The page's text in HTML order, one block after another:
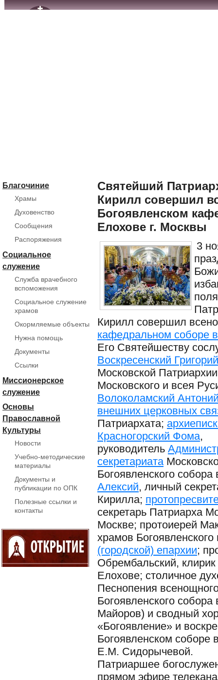
Благочиние
Храмы
Духовенство
Сообщения
Распоряжения
Социальное
служение
Служба врачебного
вспоможения
Социальное служение
храмов
Окормляемые объекты
Нужна помощь
Документы
Ссылки
Миссионерское
служение
Основы
Православной
Культуры
Новости
Учебно-методические
материалы
Документы и
публикации по ОПК
Полезные ссылки и
контакты
Святейший
Кирилл совершил
Богоявленском
Елохове г. Москвы
3
Кирилл совершил
кафедральном соборе
Его Святейшеству
Воскресенский Григорий
Московской
Московского и всея
Волоколамский
внешних церковных
Патриархата;
Красногорский Фома,
руководитель
секретариата
Богоявленского
Алексий, личный
Кирилла;
секретарь Патриарха
Москве; протоиерей
храмов Богоявленского
(городской) епархии;
Обрембальский, клирик
Елохове; столичное
Песнопения
Богоявленского
Майоров) и сводный
«Богоявление» и
Богоявленском соборе
Е.М. Сидорычевой.
Патриаршее
прямом эфире